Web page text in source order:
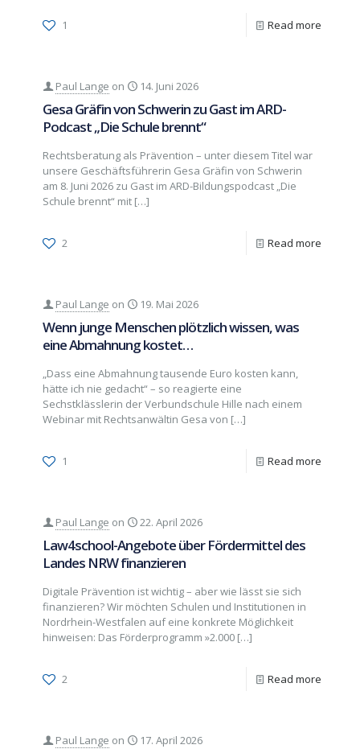
1 Read more
Paul Lange on 14. Juni 2026
Gesa Gräfin von Schwerin zu Gast im ARD-
Podcast „Die Schule brennt“
Rechtsberatung als Prävention – unter diesem Titel war
unsere Geschäftsführerin Gesa Gräfin von Schwerin
am 8. Juni 2026 zu Gast im ARD-Bildungspodcast „Die
Schule brennt“ mit […]
2 Read more
Paul Lange on 19. Mai 2026
Wenn junge Menschen plötzlich wissen, was
eine Abmahnung kostet…
„Dass eine Abmahnung tausende Euro kosten kann,
hätte ich nie gedacht“ – so reagierte eine
Sechstklässlerin der Verbundschule Hille nach einem
Webinar mit Rechtsanwältin Gesa von […]
1 Read more
Paul Lange on 22. April 2026
Law4school-Angebote über Fördermittel des
Landes NRW finanzieren
Digitale Prävention ist wichtig – aber wie lässt sie sich
finanzieren? Wir möchten Schulen und Institutionen in
Nordrhein-Westfalen auf eine konkrete Möglichkeit
hinweisen: Das Förderprogramm »2.000 […]
2 Read more
Paul Lange on 17. April 2026